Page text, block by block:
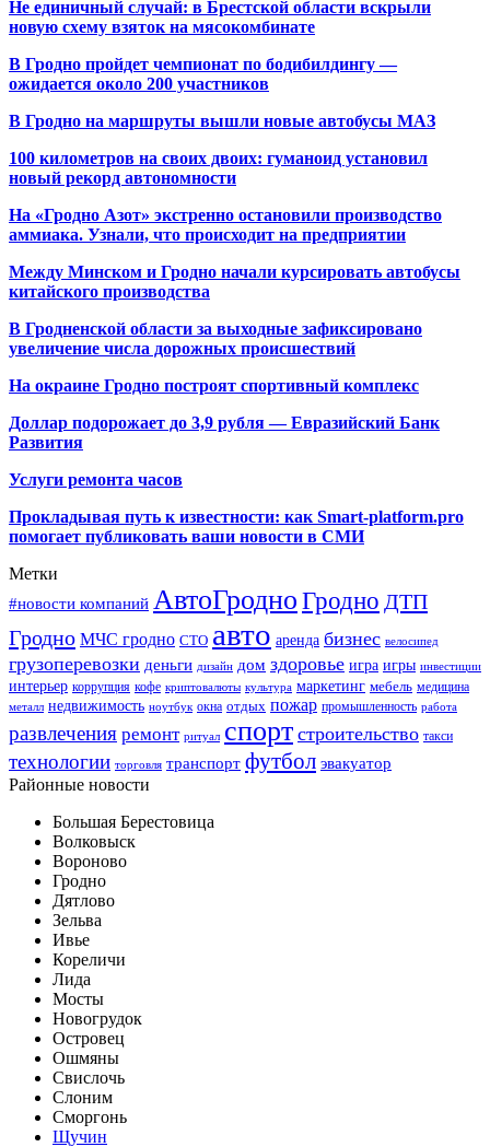
Не единичный случай: в Брестской области вскрыли
новую схему взяток на мясокомбинате
В Гродно пройдет чемпионат по бодибилдингу —
ожидается около 200 участников
В Гродно на маршруты вышли новые автобусы МАЗ
100 километров на своих двоих: гуманоид установил
новый рекорд автономности
На «Гродно Азот» экстренно остановили производство
аммиака. Узнали, что происходит на предприятии
Между Минском и Гродно начали курсировать автобусы
китайского производства
В Гродненской области за выходные зафиксировано
увеличение числа дорожных происшествий
На окраине Гродно построят спортивный комплекс
Доллар подорожает до 3,9 рубля — Евразийский Банк
Развития
Услуги ремонта часов
Прокладывая путь к известности: как Smart-platform.pro
помогает публиковать ваши новости в СМИ
Метки
#новости компаний АвтоГродноГродно ДТП
Гродно МЧС гродно СТО авто аренда бизнес велосипед
грузоперевозки деньги дизайн дом здоровье игра игры инвестиции
интерьер коррупция кофе криптовалюты культура маркетинг мебель медицина
металл недвижимость ноутбук окна отдых пожар промышленность работа
развлечения ремонт ритуал спорт строительство такси
технологии торговля транспорт футбол эвакуатор
Районные новости
Большая Берестовица
Волковыск
Вороново
Гродно
Дятлово
Зельва
Ивье
Кореличи
Лида
Мосты
Новогрудок
Островец
Ошмяны
Свислочь
Слоним
Сморгонь
Щучин